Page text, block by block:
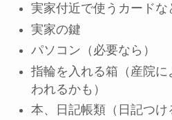
実家付近で使うカードな
実家の鍵
パソコン（必要なら）
指輪を入れる箱（産院
われるかも）
本、日記帳類（日記つ